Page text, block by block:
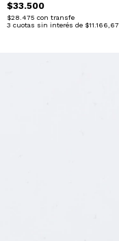
$33.500
$28.475 con transfe
3 cuotas sin interés de $11.166,67